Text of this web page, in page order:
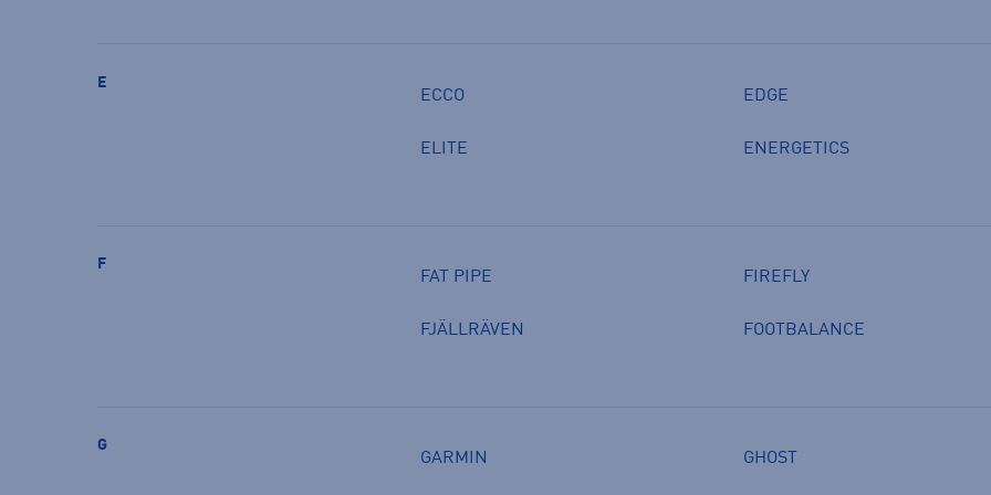
E
ECCO EDGE
ELITE ENERGETICS
F
FAT PIPE FIREFLY
FJÄLLRÄVEN FOOTBALANCE
G
GARMIN GHOST